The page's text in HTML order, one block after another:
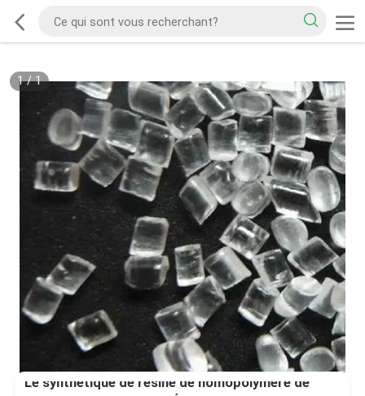
1/1
Le synthétique de résine de homopolymère de